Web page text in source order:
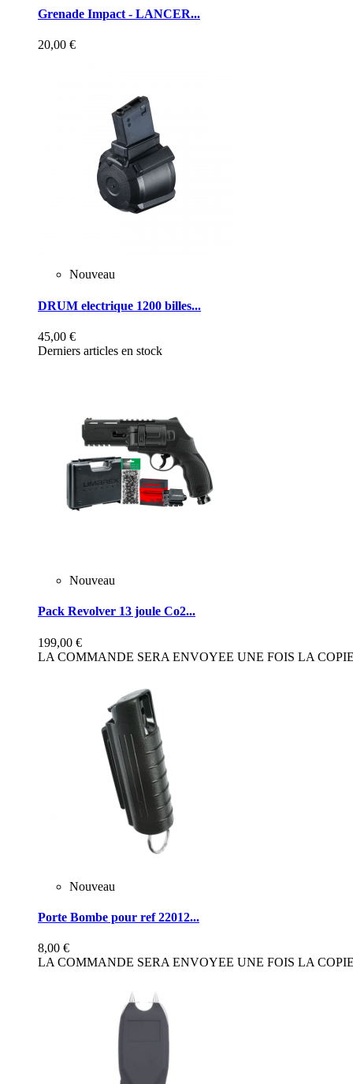
Grenade Impact - LANCER...
20,00 €
Nouveau
DRUM electrique 1200 billes...
45,00 €
Derniers articles en stock
Nouveau
Pack Revolver 13 joule Co2...
199,00 €
LA COMMANDE SERA ENVOYEE UNE FOIS LA
Nouveau
Porte Bombe pour ref 22012...
8,00 €
LA COMMANDE SERA ENVOYEE UNE FOIS LA